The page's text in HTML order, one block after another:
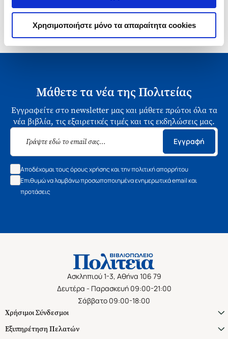
Χρησιμοποιήστε μόνο τα απαραίτητα cookies
Μάθετε τα νέα της Πολιτείας
Εγγραφείτε στο newsletter μας και μάθετε πρώτοι όλα τα
νέα βιβλία, τις εξαιρετικές τιμές και τις εκδηλώσεις μας.
Εγγραφή
Αποδέχομαι τους όρους χρήσης και την πολιτική απορρήτου
Επιθυμώ να λαμβάνω προσωποποιημένα ενημερωτικά email και
προτάσεις
Ασκληπιού 1-3, Αθήνα 106 79
Δευτέρα - Παρασκευή 09:00-21:00
Σάββατο 09:00-18:00
Χρήσιμοι Σύνδεσμοι
Εξυπηρέτηση Πελατών